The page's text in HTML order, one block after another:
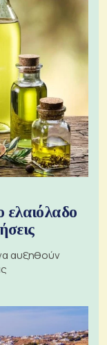
ελαιόλαδο
αυξηθούν